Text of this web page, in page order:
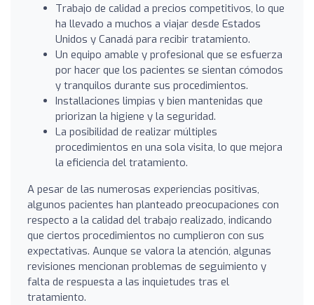
Trabajo de calidad a precios competitivos, lo que
ha llevado a muchos a viajar desde Estados
Unidos y Canadá para recibir tratamiento.
Un equipo amable y profesional que se esfuerza
por hacer que los pacientes se sientan cómodos
y tranquilos durante sus procedimientos.
Installaciones limpias y bien mantenidas que
priorizan la higiene y la seguridad.
La posibilidad de realizar múltiples
procedimientos en una sola visita, lo que mejora
la eficiencia del tratamiento.
A pesar de las numerosas experiencias positivas,
algunos pacientes han planteado preocupaciones con
respecto a la calidad del trabajo realizado, indicando
que ciertos procedimientos no cumplieron con sus
expectativas. Aunque se valora la atención, algunas
revisiones mencionan problemas de seguimiento y
falta de respuesta a las inquietudes tras el
tratamiento.